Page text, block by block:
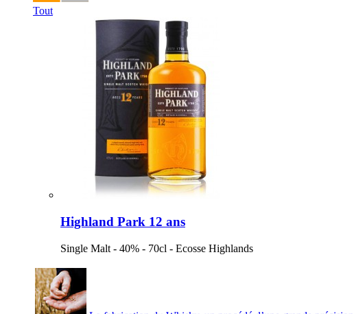
Tout
Highland Park 12 ans
Single Malt - 40% - 70cl - Ecosse Highlands